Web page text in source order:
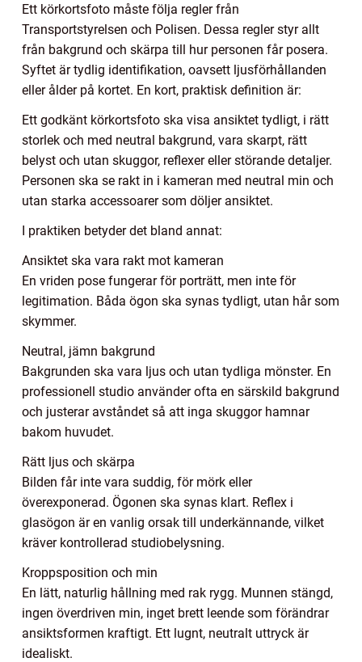
Ett körkortsfoto måste följa regler från
Transportstyrelsen och Polisen. Dessa regler styr allt
från bakgrund och skärpa till hur personen får posera.
Syftet är tydlig identifikation, oavsett ljusförhållanden
eller ålder på kortet. En kort, praktisk definition är:
Ett godkänt körkortsfoto ska visa ansiktet tydligt, i rätt
storlek och med neutral bakgrund, vara skarpt, rätt
belyst och utan skuggor, reflexer eller störande detaljer.
Personen ska se rakt in i kameran med neutral min och
utan starka accessoarer som döljer ansiktet.
I praktiken betyder det bland annat:
Ansiktet ska vara rakt mot kameran
En vriden pose fungerar för porträtt, men inte för
legitimation. Båda ögon ska synas tydligt, utan hår som
skymmer.
Neutral, jämn bakgrund
Bakgrunden ska vara ljus och utan tydliga mönster. En
professionell studio använder ofta en särskild bakgrund
och justerar avståndet så att inga skuggor hamnar
bakom huvudet.
Rätt ljus och skärpa
Bilden får inte vara suddig, för mörk eller
överexponerad. Ögonen ska synas klart. Reflex i
glasögon är en vanlig orsak till underkännande, vilket
kräver kontrollerad studiobelysning.
Kroppsposition och min
En lätt, naturlig hållning med rak rygg. Munnen stängd,
ingen överdriven min, inget brett leende som förändrar
ansiktsformen kraftigt. Ett lugnt, neutralt uttryck är
idealiskt.